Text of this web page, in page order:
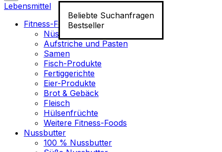
Beliebte Suchanfragen
Bestseller
Lebensmittel
Fitness-Food
Nüsse
Aufstriche und Pasten
Samen
Fisch-Produkte
Fertiggerichte
Eier-Produkte
Brot & Gebäck
Fleisch
Hülsenfrüchte
Weitere Fitness-Foods
Nussbutter
100 % Nussbutter